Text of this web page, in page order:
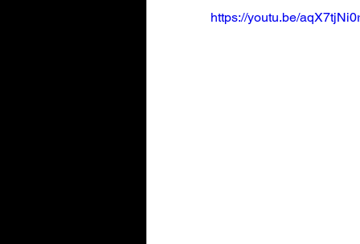
https://youtu.be/